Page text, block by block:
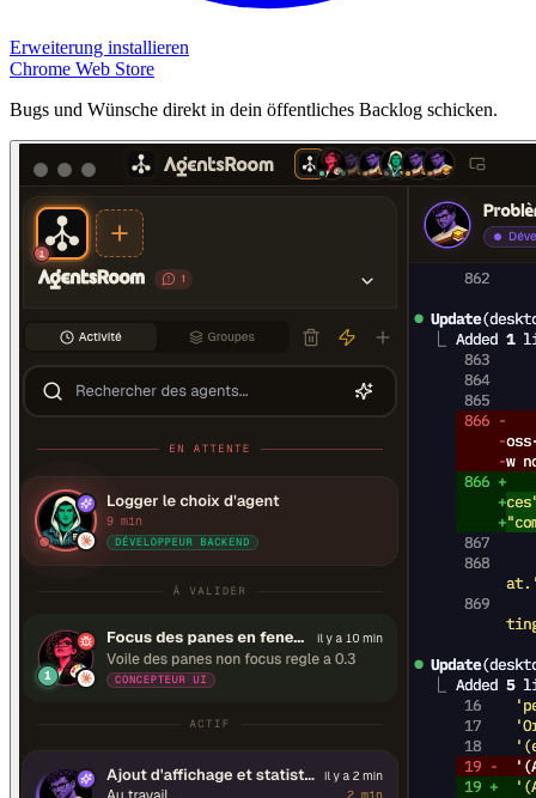
Erweiterung installieren
Chrome Web Store
Bugs und Wünsche direkt in dein öffentliches Backlog schicken.